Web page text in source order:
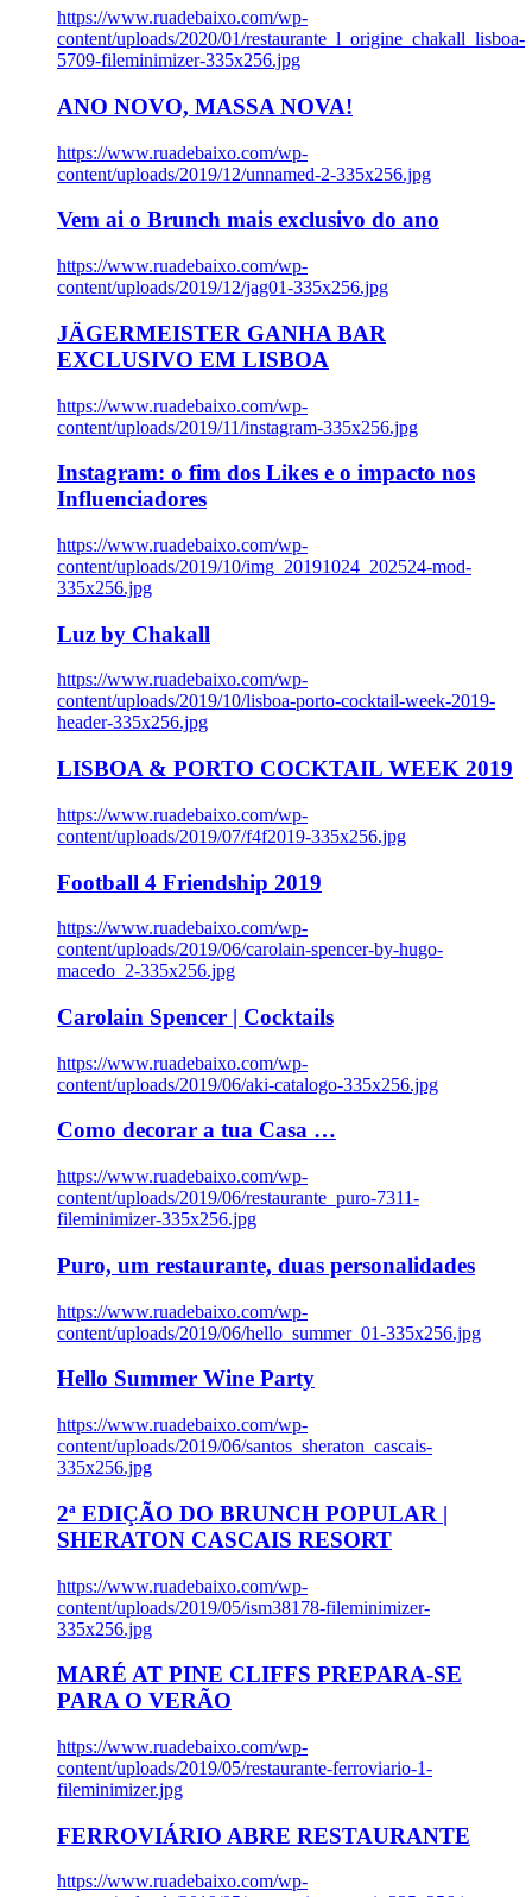
https://www.ruadebaixo.com/wp-
content/uploads/2020/01/restaurante_l_origine_chakall_lisboa-
5709-fileminimizer-335x256.jpg
ANO NOVO, MASSA NOVA!
https://www.ruadebaixo.com/wp-
content/uploads/2019/12/unnamed-2-335x256.jpg
Vem ai o Brunch mais exclusivo do ano
https://www.ruadebaixo.com/wp-
content/uploads/2019/12/jag01-335x256.jpg
JÄGERMEISTER GANHA BAR
EXCLUSIVO EM LISBOA
https://www.ruadebaixo.com/wp-
content/uploads/2019/11/instagram-335x256.jpg
Instagram: o fim dos Likes e o impacto nos
Influenciadores
https://www.ruadebaixo.com/wp-
content/uploads/2019/10/img_20191024_202524-mod-
335x256.jpg
Luz by Chakall
https://www.ruadebaixo.com/wp-
content/uploads/2019/10/lisboa-porto-cocktail-week-2019-
header-335x256.jpg
LISBOA & PORTO COCKTAIL WEEK 2019
https://www.ruadebaixo.com/wp-
content/uploads/2019/07/f4f2019-335x256.jpg
Football 4 Friendship 2019
https://www.ruadebaixo.com/wp-
content/uploads/2019/06/carolain-spencer-by-hugo-
macedo_2-335x256.jpg
Carolain Spencer | Cocktails
https://www.ruadebaixo.com/wp-
content/uploads/2019/06/aki-catalogo-335x256.jpg
Como decorar a tua Casa …
https://www.ruadebaixo.com/wp-
content/uploads/2019/06/restaurante_puro-7311-
fileminimizer-335x256.jpg
Puro, um restaurante, duas personalidades
https://www.ruadebaixo.com/wp-
content/uploads/2019/06/hello_summer_01-335x256.jpg
Hello Summer Wine Party
https://www.ruadebaixo.com/wp-
content/uploads/2019/06/santos_sheraton_cascais-
335x256.jpg
2ª EDIÇÃO DO BRUNCH POPULAR |
SHERATON CASCAIS RESORT
https://www.ruadebaixo.com/wp-
content/uploads/2019/05/ism38178-fileminimizer-
335x256.jpg
MARÉ AT PINE CLIFFS PREPARA-SE
PARA O VERÃO
https://www.ruadebaixo.com/wp-
content/uploads/2019/05/restaurante-ferroviario-1-
fileminimizer.jpg
FERROVIÁRIO ABRE RESTAURANTE
https://www.ruadebaixo.com/wp-